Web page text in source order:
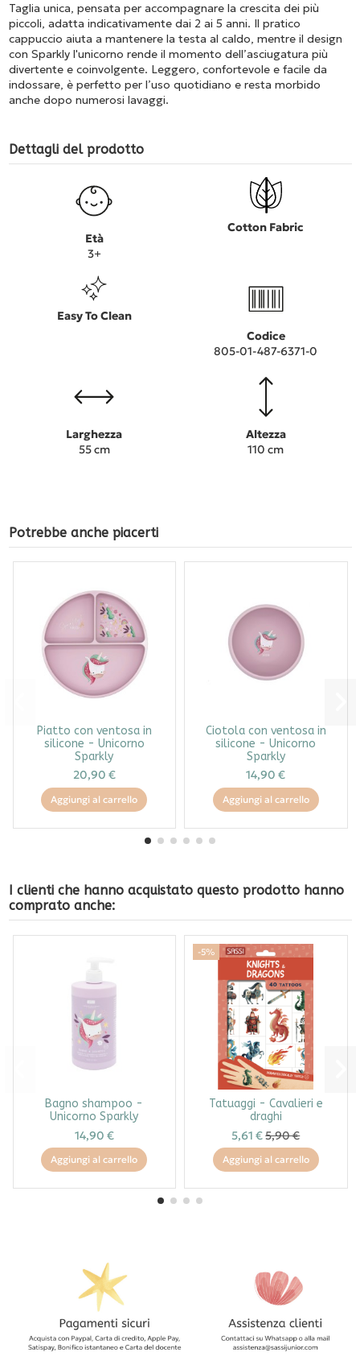
Taglia unica, pensata per accompagnare la crescita dei più
piccoli, adatta indicativamente dai 2 ai 5 anni. Il pratico
cappuccio aiuta a mantenere la testa al caldo, mentre il design
con Sparkly l'unicorno rende il momento dell’asciugatura più
divertente e coinvolgente. Leggero, confortevole e facile da
indossare, è perfetto per l’uso quotidiano e resta morbido
anche dopo numerosi lavaggi.
Dettagli del prodotto
Età
3+
Cotton Fabric
Easy To Clean
Codice
805-01-487-6371-0
Larghezza
55 cm
Altezza
110 cm
Potrebbe anche piacerti
Piatto con ventosa in
silicone - Unicorno
Sparkly
20,90 €
Aggiungi al carrello
Ciotola con ventosa in
silicone - Unicorno
Sparkly
14,90 €
Aggiungi al carrello
I clienti che hanno acquistato questo prodotto hanno
comprato anche:
Bagno shampoo -
Unicorno Sparkly
14,90 €
Aggiungi al carrello
-5%
Tatuaggi - Cavalieri e
draghi
5,61 €5,90 €
Aggiungi al carrello